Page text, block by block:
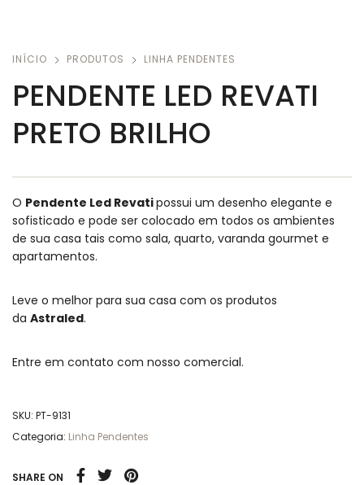
INÍCIO PRODUTOS LINHA PENDENTES
PENDENTE LED REVATI
PRETO BRILHO
O Pendente Led Revatipossui um desenho elegante e
sofisticado e pode ser colocado em todos os ambientes
de sua casa tais como sala, quarto, varanda gourmet e
apartamentos.
Leve o melhor para sua casa com os produtos
da Astraled.
Entre em contato com nosso comercial.
SKU: PT-9131
Categoria: Linha Pendentes
SHARE ON